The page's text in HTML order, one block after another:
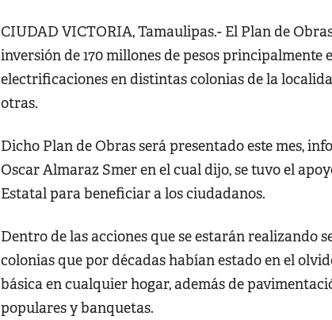
CIUDAD VICTORIA, Tamaulipas.- El Plan de
inversión de 170 millones de pesos
electrificaciones en distintas colonias de la
otras.
Dicho Plan de Obras será presentado este mes,
Oscar Almaraz Smer en el cual dijo, se tuvo el
Estatal para beneficiar a los ciudadanos.
Dentro de las acciones que se estarán realizando
colonias que por décadas habían estado en el
básica en cualquier hogar, además de
populares y banquetas.